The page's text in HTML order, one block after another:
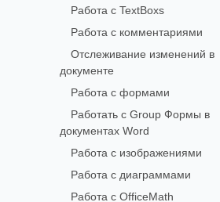
Работа с TextBoxs
Работа с комментариями
Отслеживание изменений в
документе
Работа с формами
Работать с Group Формы в
документах Word
Работа с изображениями
Работа с диаграммами
Работа с OfficeMath